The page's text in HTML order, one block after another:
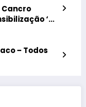
‘De
– Todos